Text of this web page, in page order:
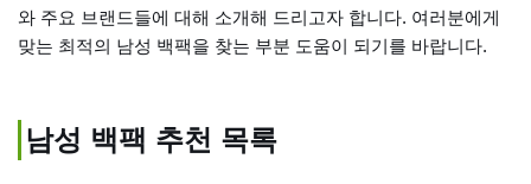
와 주요 브랜드들에 대해 소개해 드리고자 합니다. 여러분에게
맞는 최적의 남성 백팩을 찾는 부분 도움이 되기를 바랍니다.
남성 백팩 추천 목록